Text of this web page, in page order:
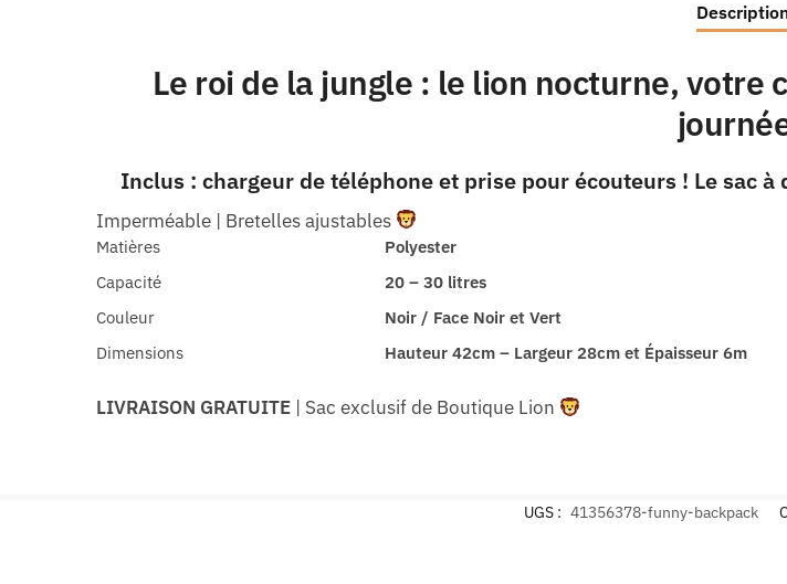
Le roi de la jungle : le lion nocturne, votre
Inclus : chargeur de téléphone et prise pour écouteurs ! Le sac
Imperméable | Bretelles ajustables
Matières
Polyester
Capacité
20 – 30 litres
Couleur
Noir / Face Noir et Vert
Dimensions
Hauteur 42cm – Largeur 28cm et Épaisseur 6m
LIVRAISON GRATUITE | Sac exclusif de Boutique Lion
UGS : 41356378-funny-backpack